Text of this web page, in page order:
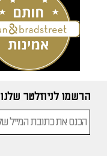
הרשמו לניוזלטר שלנו